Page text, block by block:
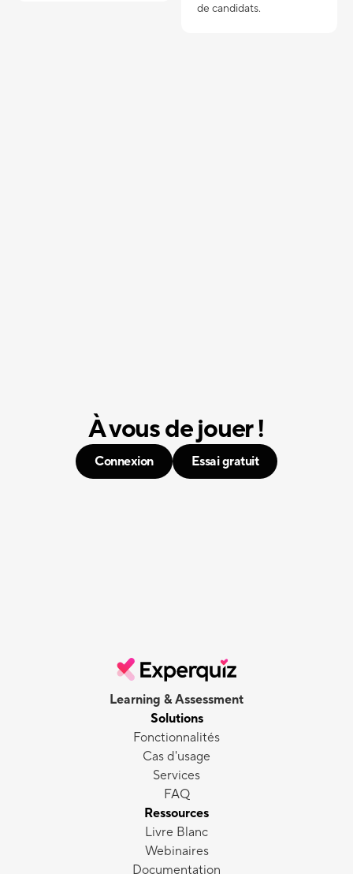
de candidats.
À vous de jouer !
Connexion Essai gratuit
Learning & Assessment
Solutions
Fonctionnalités
Cas d'usage
Services
FAQ
Ressources
Livre Blanc
Webinaires
Documentation